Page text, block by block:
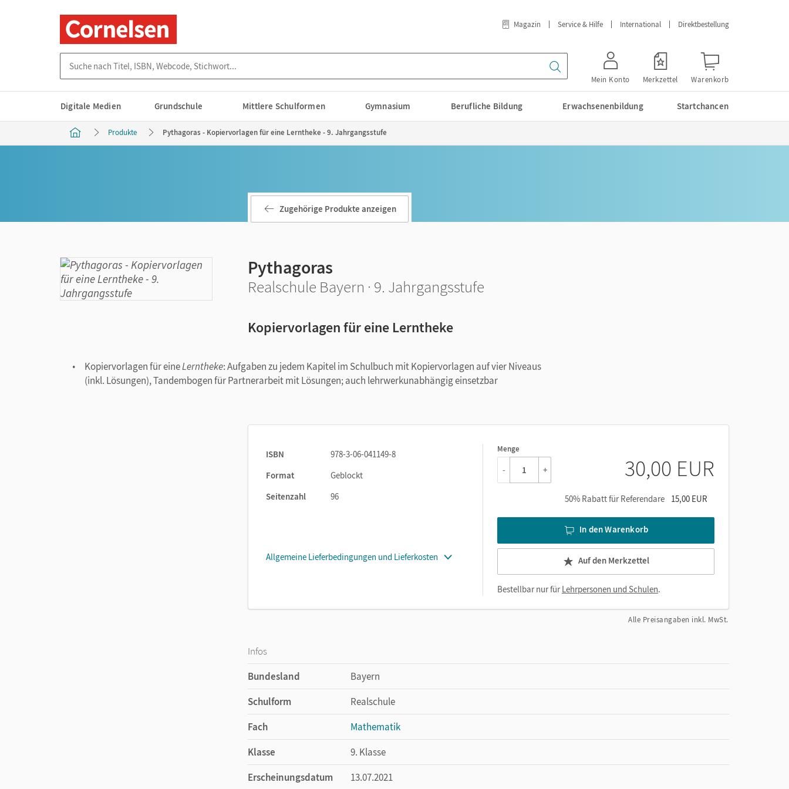
Magazin Service & Hilfe International Direktbestellung
Mein Konto Merkzettel Warenkorb
Digitale Medien Grundschule Mittlere Schulformen Gymnasium Berufliche Bildung Erwachsenenbildung Startchancen
Produkte Pythagoras - Kopiervorlagen für eine Lerntheke - 9. Jahrgangsstufe
Zugehörige Produkte anzeigen
Pythagoras
Realschule Bayern · 9. Jahrgangsstufe
Kopiervorlagen für eine Lerntheke
Kopiervorlagen für eineLerntheke: Aufgaben zu jedem Kapitel im Schulbuch mit Kopiervorlagen auf vier Niveaus
(inkl. Lösungen), Tandembogen für Partnerarbeit mit Lösungen; auch lehrwerkunabhängig einsetzbar
ISBN
978-3-06-041149-8
Format
Geblockt
Seitenzahl
96
Allgemeine Lieferbedingungen und Lieferkosten
Menge
1
- + 30,00 EUR
50% Rabatt für Referendare 15,00 EUR
In den Warenkorb
Auf den Merkzettel
Bestellbar nur fürLehrpersonen und Schulen.
Alle Preisangaben inkl. MwSt.
Infos
Bundesland
Bayern
Schulform
Realschule
Fach
Mathematik
Klasse
9. Klasse
Erscheinungsdatum
13.07.2021